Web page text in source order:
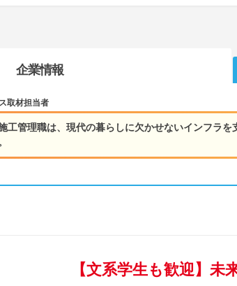
企業情報
工管理職は、現代の暮らしに欠かせないインフラ
取材担当者
【文系学生も歓迎】